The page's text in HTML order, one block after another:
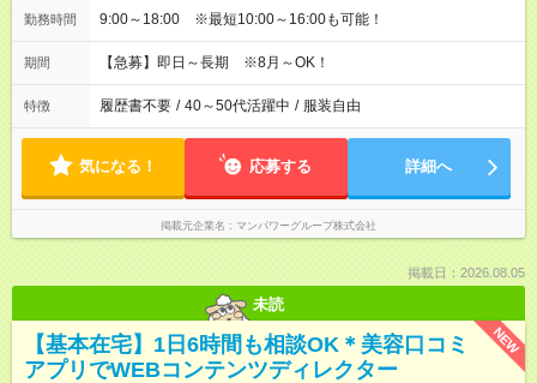
勤務時間 9:00～18:00 ※最短10:00～16:00も可能！
期間 【急募】即日～長期 ※8月～OK！
特徴 履歴書不要 / 40～50代活躍中 / 服装自由
気になる！ 応募する 詳細へ
掲載元企業名 マンパワーグループ株式会社
掲載日：2026.08.05
未読
NEW
【基本在宅】1日6時間も相談OK＊美容口コミ
アプリでWEBコンテンツディレクター